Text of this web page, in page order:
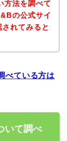
方法を調べて
の公式サイ
れてみると
べている方は
いて調べ